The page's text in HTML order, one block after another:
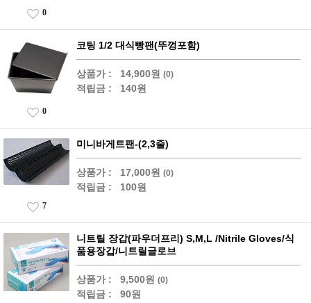
0
코팅 1/2 대식빵팬(뚜껑포함)
상품가 : 14,900원 (0)
적립금 : 140원
0
미니바게트팬-(2,3줄)
상품가 : 17,000원 (0)
적립금 : 100원
7
니트릴 장갑(파우더프리) S,M,L /Nitrile Gloves/식
품용장갑/니트릴글로브
상품가 : 9,500원 (0)
적립금 : 90원